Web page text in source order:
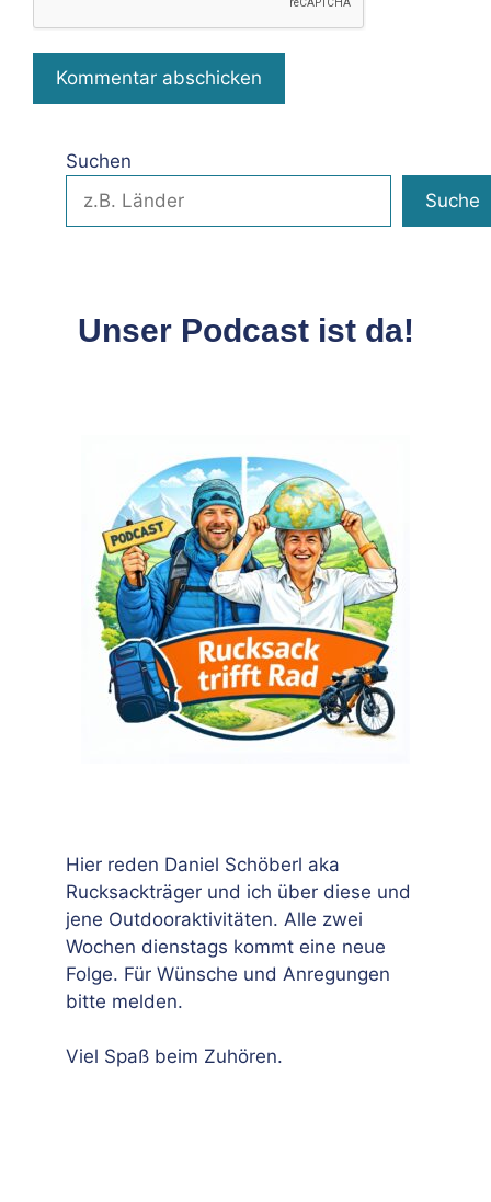
Suchen
Suche
Unser Podcast ist da!
Hier reden Daniel Schöberl aka
Rucksackträger und ich über diese und
jene Outdooraktivitäten. Alle zwei
Wochen dienstags kommt eine neue
Folge. Für Wünsche und Anregungen
bitte melden.
Viel Spaß beim Zuhören.